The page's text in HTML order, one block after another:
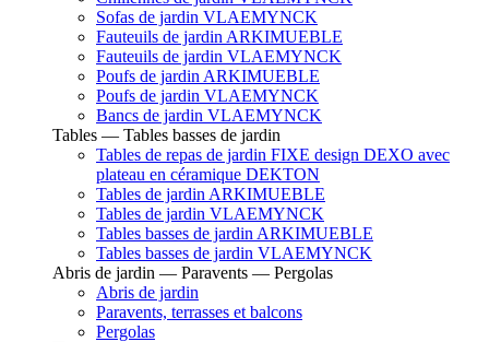
Sofas de jardin VLAEMYNCK
Fauteuils de jardin ARKIMUEBLE
Fauteuils de jardin VLAEMYNCK
Poufs de jardin ARKIMUEBLE
Poufs de jardin VLAEMYNCK
Bancs de jardin VLAEMYNCK
Tables — Tables basses de jardin
Tables de repas de jardin FIXE design DEXO avec
plateau en céramique DEKTON
Tables de jardin ARKIMUEBLE
Tables de jardin VLAEMYNCK
Tables basses de jardin ARKIMUEBLE
Tables basses de jardin VLAEMYNCK
Abris de jardin — Paravents — Pergolas
Abris de jardin
Paravents, terrasses et balcons
Pergolas